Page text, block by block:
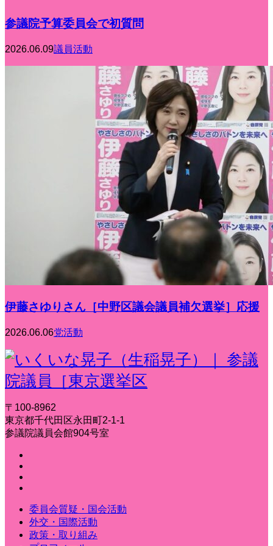
参議院予算委員会で初質問
2026.06.09議員活動
伊藤さゆりさん［中野区議会議員補欠選挙］応援
2026.06.06党活動
〒100-8962
東京都千代田区永田町2-1-1
参議院議員会館904号室
委員会質疑・国会活動
外交・国際活動
政策・取り組み